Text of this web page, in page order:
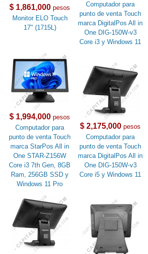
$ 1,861,000 pesos
Monitor ELO Touch
17" (1715L)
Computador para
punto de venta Touch
marca DigitalPos All in
One DIG-150W-v3
Core i3 y Windows 11
$ 1,994,000 pesos
Computador para
punto de venta Touch
marca StarPos All in
One STAR-Z156W
Core i3 7th Gen, 8GB
Ram, 256GB SSD y
Windows 11 Pro
$ 2,175,000 pesos
Computador para
punto de venta Touch
marca DigitalPos All in
One DIG-150W-v3
Core i5 y Windows 11